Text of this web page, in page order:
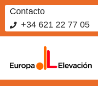
Contacto
+34 621 22 77 05